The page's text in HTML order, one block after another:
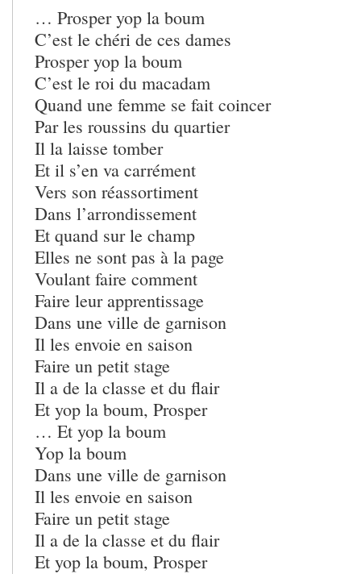
… Prosper yop la boum
C’est le chéri de ces dames
Prosper yop la boum
C’est le roi du macadam
Quand une femme se fait coincer
Par les roussins du quartier
Il la laisse tomber
Et il s’en va carrément
Vers son réassortiment
Dans l’arrondissement
Et quand sur le champ
Elles ne sont pas à la page
Voulant faire comment
Faire leur apprentissage
Dans une ville de garnison
Il les envoie en saison
Faire un petit stage
Il a de la classe et du flair
Et yop la boum, Prosper
… Et yop la boum
Yop la boum
Dans une ville de garnison
Il les envoie en saison
Faire un petit stage
Il a de la classe et du flair
Et yop la boum, Prosper